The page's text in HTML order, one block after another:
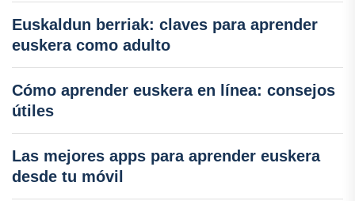
Euskaldun berriak: claves para aprender
euskera como adulto
Cómo aprender euskera en línea: consejos
útiles
Las mejores apps para aprender euskera
desde tu móvil